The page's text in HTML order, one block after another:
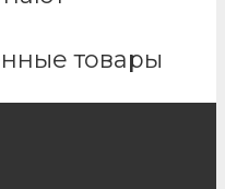
товары